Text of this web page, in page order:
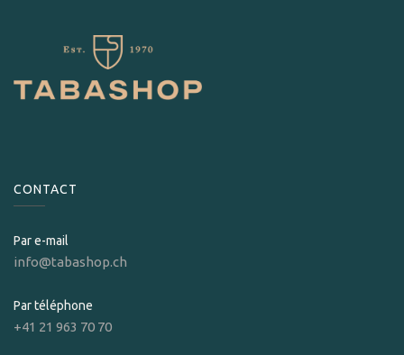
CONTACT
Par e-mail
info@tabashop.ch
Par téléphone
+41 21 963 70 70